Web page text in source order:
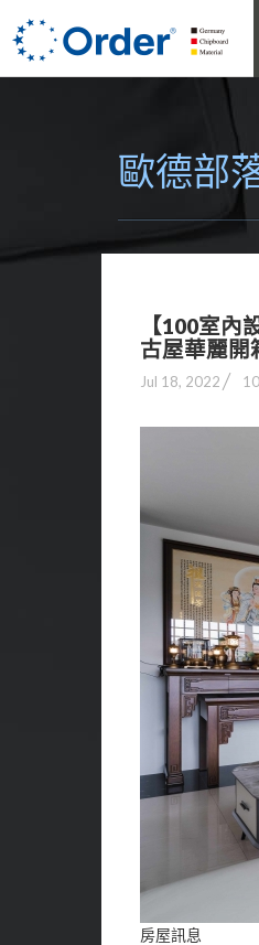
歐德部
【100室
古屋華麗開
Jul 18, 2022
房屋訊息